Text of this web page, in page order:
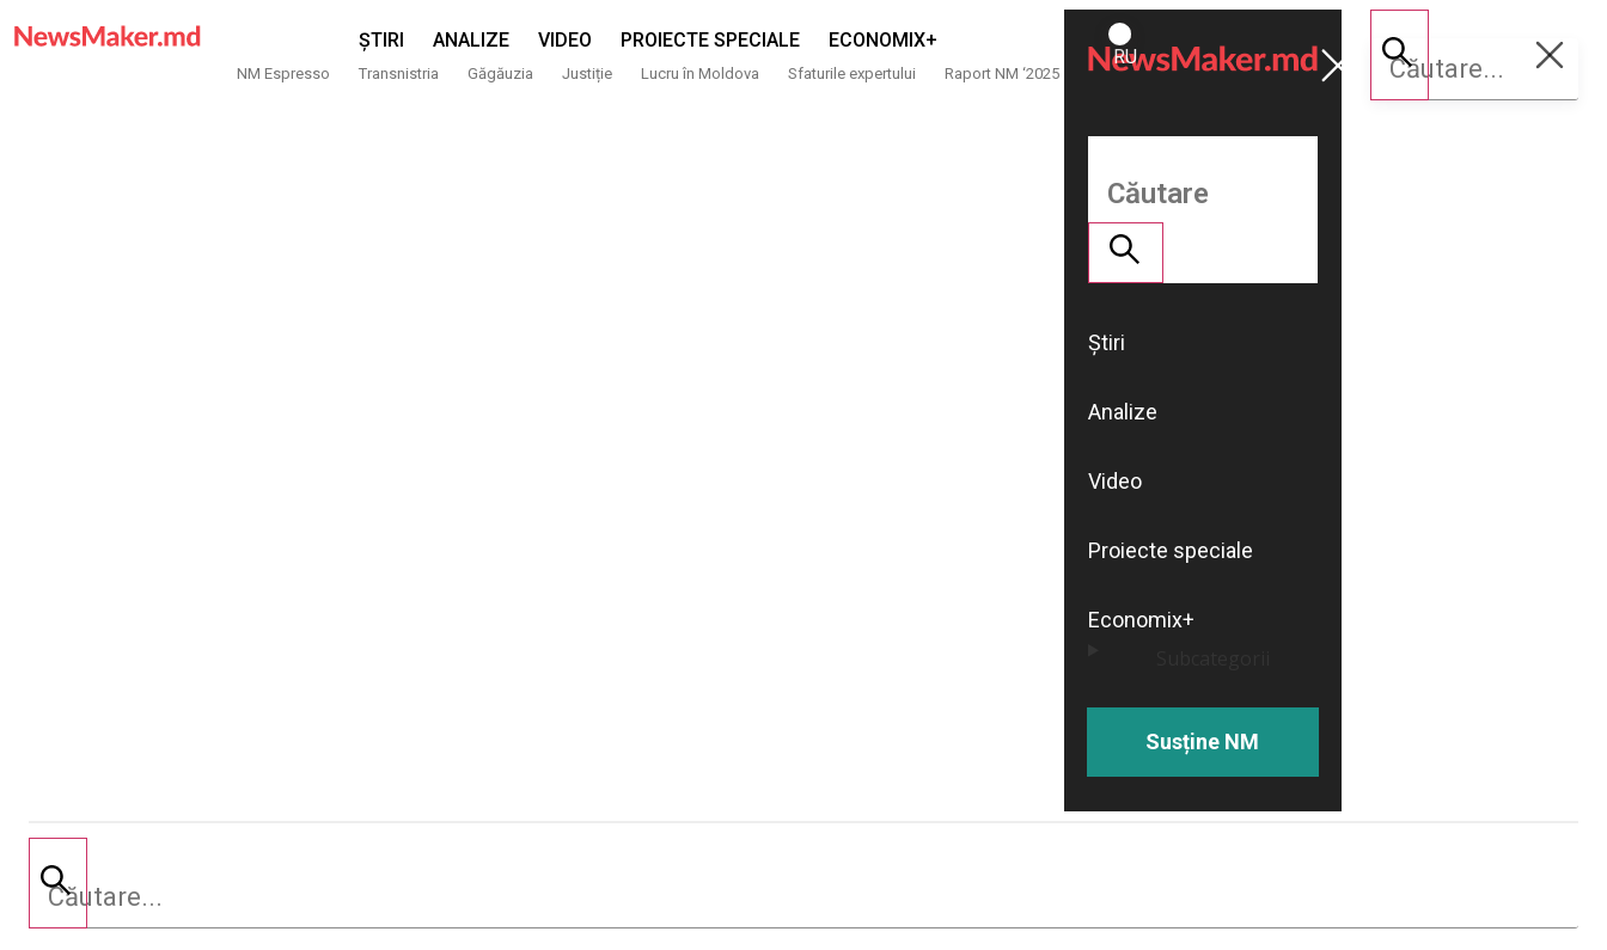
ȘTIRI ANALIZE VIDEO PROIECTE SPECIALE ECONOMIX+
NM Espresso Transnistria Găgăuzia Justiție Lucru în Moldova Sfaturile expertului Raport NM ‘2025
ROMÂNĂ
RU
Susține
NM
Știri
Analize
Video
Proiecte speciale
Economix+
Susține NM